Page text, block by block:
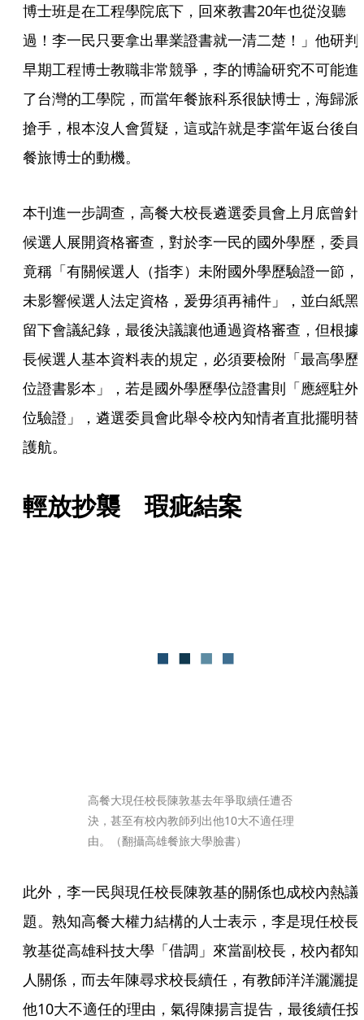
博士班是在工程學院底下，回來教書20年也從沒聽
過！李一民只要拿出畢業證書就一清二楚！」他研判
早期工程博士教職非常競爭，李的博論研究不可能進
了台灣的工學院，而當年餐旅科系很缺博士，海歸派
搶手，根本沒人會質疑，這或許就是李當年返台後自
餐旅博士的動機。
本刊進一步調查，高餐大校長遴選委員會上月底曾針
候選人展開資格審查，對於李一民的國外學歷，委員
竟稱「有關候選人（指李）未附國外學歷驗證一節，
未影響候選人法定資格，爰毋須再補件」，並白紙黑
留下會議紀錄，最後決議讓他通過資格審查，但根據
長候選人基本資料表的規定，必須要檢附「最高學歷
位證書影本」，若是國外學歷學位證書則「應經駐外
位驗證」，遴選委員會此舉令校內知情者直批擺明替
護航。
輕放抄襲　瑕疵結案
高餐大現任校長陳敦基去年爭取續任遭否
決，甚至有校內教師列出他10大不適任理
由。（翻攝高雄餐旅大學臉書）
此外，李一民與現任校長陳敦基的關係也成校內熱議
題。熟知高餐大權力結構的人士表示，李是現任校長
敦基從高雄科技大學「借調」來當副校長，校內都知
人關係，而去年陳尋求校長續任，有教師洋洋灑灑提
他10大不適任的理由，氣得陳揚言提告，最後續任投